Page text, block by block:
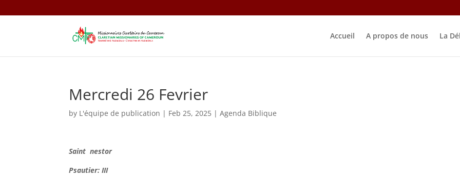
Accueil A propos de nous La
Mercredi 26 Fevrier
by L'équipe de publication | Feb 25, 2025 |Agenda Biblique
Saint nestor
Psautier: III